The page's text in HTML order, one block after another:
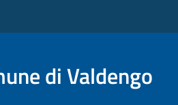
di Valdengo